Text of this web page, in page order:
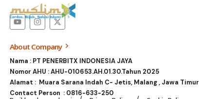
About Company
Nama : PT PENERBITX INDONESIA JAYA
Nomor AHU : AHU-010653.AH.01.30.Tahun 2025
Alamat : Muara Sarana Indah C- Jetis, Malang , Jawa Timur
Contact Person : 0816-633-250